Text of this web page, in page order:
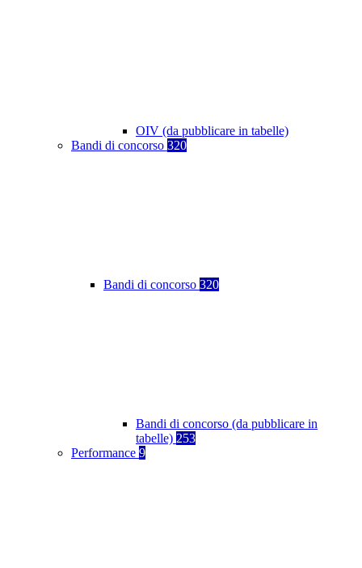
OIV (da pubblicare in tabelle)
Bandi di concorso 320
Bandi di concorso 320
Bandi di concorso (da pubblicare in
tabelle) 253
Performance 9